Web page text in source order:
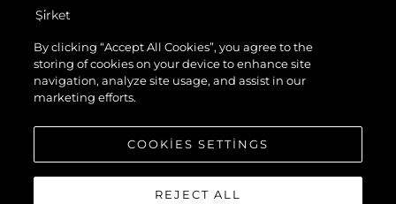
Şi̇rket
Ekip
Yaşam Şekli̇
Mi̇ras
By clicking “Accept All Cookies”, you agree to the
storing of cookies on your device to enhance site
navigation, analyze site usage, and assist in our
marketing efforts.
COOKIES SETTINGS
REJECT ALL